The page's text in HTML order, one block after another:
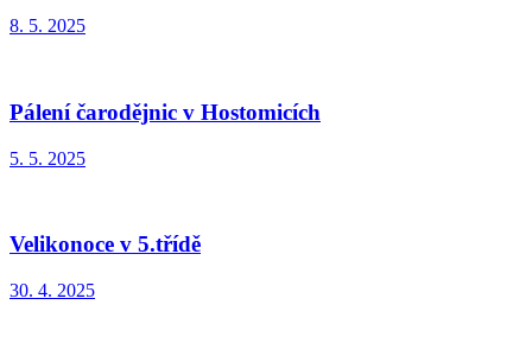
8. 5. 2025
Pálení čarodějnic v Hostomicích
5. 5. 2025
Velikonoce v 5.třídě
30. 4. 2025